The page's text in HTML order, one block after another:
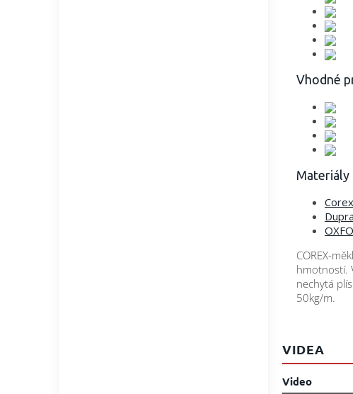
Vhodné
Materiály
Corex
COREX-
hmotností.
nechytá
50kg/m.
VIDEA
Video